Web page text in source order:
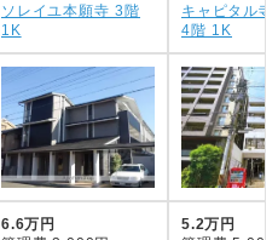
ソレイユ本願寺 3階
1K
キャピタル寺
4階 1K
6.6万円
5.2万円